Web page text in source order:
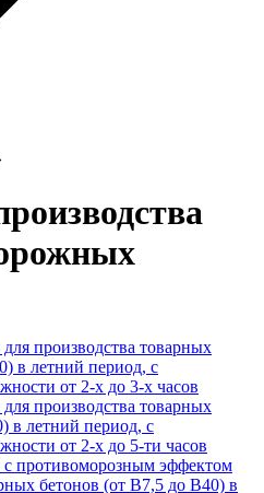
производства товарных
в летний период, с
от 2-х до 3-х часов
производства товарных
в летний период, с
от 2-х до 5-ти часов
противоморозным эффектом
бетонов (от В7,5 до В40) в